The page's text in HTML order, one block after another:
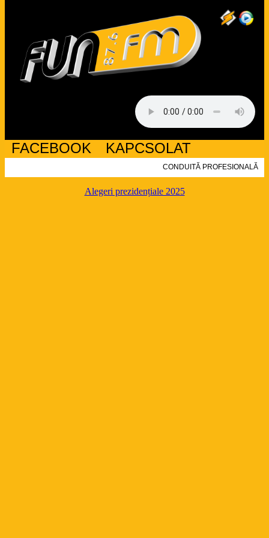
FACEBOOK KAPCSOLAT
CONDUITĂ PROFESIONALĂ
Alegeri prezidențiale 2025